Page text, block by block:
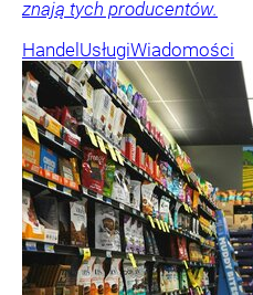
znają tych producentów.
Handel UsługiWiadomości